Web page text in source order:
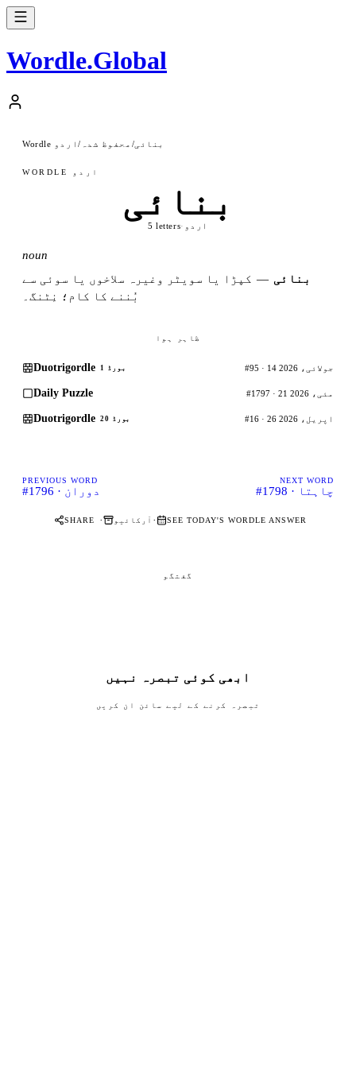
Wordle.Global
Wordle اردو/ محفوظ شدہ / بنائی
WORDLE اردو
بنائی
5 letters· اردو
noun
بنائی — کپڑا یا سویٹر وغیرہ سلاخوں یا سوئی سے
بُننے کا کام؛ نِٹنگ۔
ظاہر ہوا
Duotrigordle بورڈ 1 #95 · 14 جولائی، 2026
Daily Puzzle #1797 · 21 مئی، 2026
Duotrigordle بورڈ 20 #16 · 26 اپریل، 2026
PREVIOUS WORD
#1796 · دوران
NEXT WORD
#1798 · چاہتا
SHARE · آرکائیو · SEE TODAY'S WORDLE ANSWER
گفتگو
ابھی کوئی تبصرہ نہیں
تبصرہ کرنے کے لیے سائن ان کریں